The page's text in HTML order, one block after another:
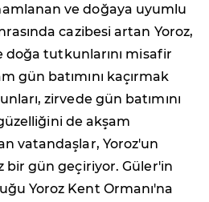
ve doğaya uyumlu
cazibesi artan Yoroz,
doğa tutkunlarını misafir
gün batımını kaçırmak
zirvede gün batımını
de akşam
vatandaşlar, Yoroz'un
bir gün geçiriyor. Güler'in
Yoroz Kent Ormanı'na